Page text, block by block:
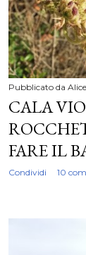
Pubblicato da
CALA
FARE IL
Condividi 10